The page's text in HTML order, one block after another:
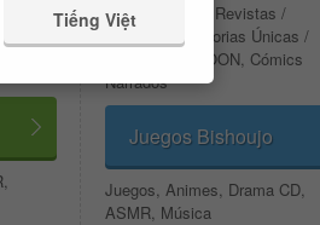
Tiếng Việt
con
Tomos Únicos, Revistas /
Antologías Historias Únicas /
Cortas, WEBTOON, Cómics
Narrados
Juegos Bishoujo
Juegos, Animes, Drama CD,
ASMR, Música